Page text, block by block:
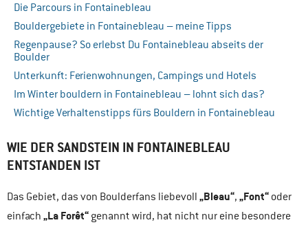
Die Parcours in Fontainebleau
Bouldergebiete in Fontainebleau – meine Tipps
Regenpause? So erlebst Du Fontainebleau abseits der
Boulder
Unterkunft: Ferienwohnungen, Campings und Hotels
Im Winter bouldern in Fontainebleau – lohnt sich das?
Wichtige Verhaltenstipps fürs Bouldern in Fontainebleau
WIE DER SANDSTEIN IN FONTAINEBLEAU
ENTSTANDEN IST
Das Gebiet, das von Boulderfans liebevoll „Bleau“, „Font“ oder
einfach „La Forêt“ genannt wird, hat nicht nur eine besondere